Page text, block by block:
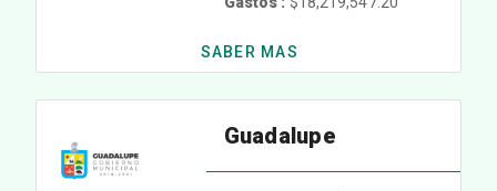
SABER MAS
Guadalupe